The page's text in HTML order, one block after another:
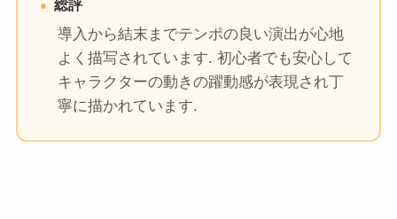
総評
導入から結末までテンポの良い演出が心地
よく描写されています. 初心者でも安心して
キャラクターの動きの躍動感が表現され丁
寧に描かれています.